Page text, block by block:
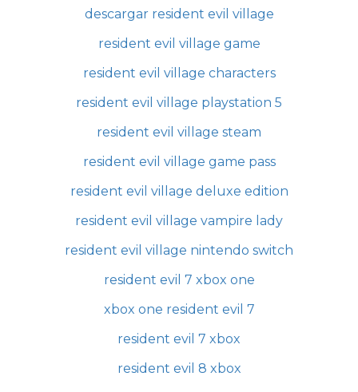
descargar resident evil village
resident evil village game
resident evil village characters
resident evil village playstation 5
resident evil village steam
resident evil village game pass
resident evil village deluxe edition
resident evil village vampire lady
resident evil village nintendo switch
resident evil 7 xbox one
xbox one resident evil 7
resident evil 7 xbox
resident evil 8 xbox